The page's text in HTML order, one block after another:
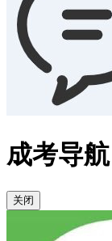
成考导航
关闭